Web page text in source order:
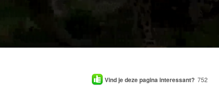
Vind je deze pagina interessant? 752